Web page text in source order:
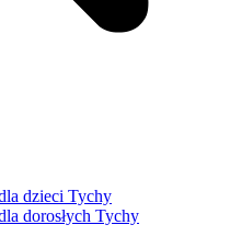
dzieci Tychy
dorosłych Tychy